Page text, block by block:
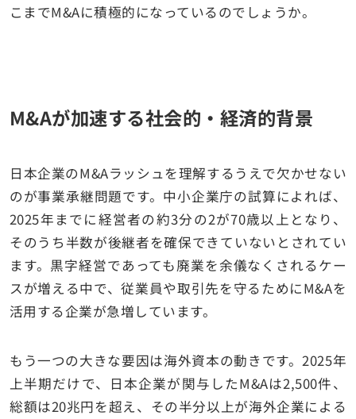
こまでM&Aに積極的になっているのでしょうか。
M&Aが加速する社会的・経済的背景
日本企業のM&Aラッシュを理解するうえで欠かせない
のが事業承継問題です。中小企業庁の試算によれば、
2025年までに経営者の約3分の2が70歳以上となり、
そのうち半数が後継者を確保できていないとされてい
ます。黒字経営であっても廃業を余儀なくされるケー
スが増える中で、従業員や取引先を守るためにM&Aを
活用する企業が急増しています。
もう一つの大きな要因は海外資本の動きです。2025年
上半期だけで、日本企業が関与したM&Aは2,500件、
総額は20兆円を超え、その半分以上が海外企業による